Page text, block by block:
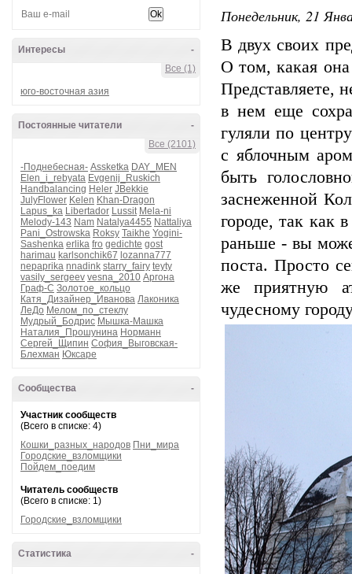
-
Интересы
Все (1)
юго-восточная азия
-
Постоянные читатели
Все (2101)
-Поднебесная- Assketka DAY_MEN
Elen_i_rebyata Evgenij_Ruskich
Handbalancing Heler JBekkie
JulyFlower Kelen Khan-Dragon
Lapus_ka Libertador Lussit Mela-ni
Melody-143 Nam Natalya4455 Nattaliya
Pani_Ostrowska Roksy Taikhe Yogini-
Sashenka erlika fro gedichte gost
harimau karlsonchik67 lozanna777
nepaprika nnadink starry_fairy teyty
vasily_sergeev vesna_2010 Аргона
Граф-С Золотое_кольцо
Катя_Дизайнер_Иванова Лаконика
ЛеДо Мелом_по_стеклу
Мудрый_Бодрис Мышка-Машка
Наталия_Прошунина Норманн
Сергей_Щипин София_Выговская-
Блехман Юксаре
-
Сообщества
Участник сообществ
(Всего в списке: 4)
Кошки_разных_народов Пни_мира
Городские_взломщики
Пойдем_поедим
Читатель сообществ
(Всего в списке: 1)
Городские_взломщики
-
Статистика
Понедельник, 21
В двух своих
О том, какая
Представляете,
в нем еще
гуляли по
с яблочным
быть
заснеженной
городе, так как
раньше - вы
поста. Просто
же приятную
чудесному